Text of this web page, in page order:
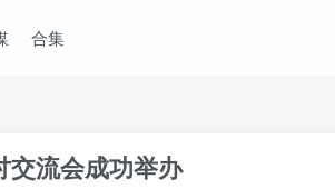
合集
交流会成功举办